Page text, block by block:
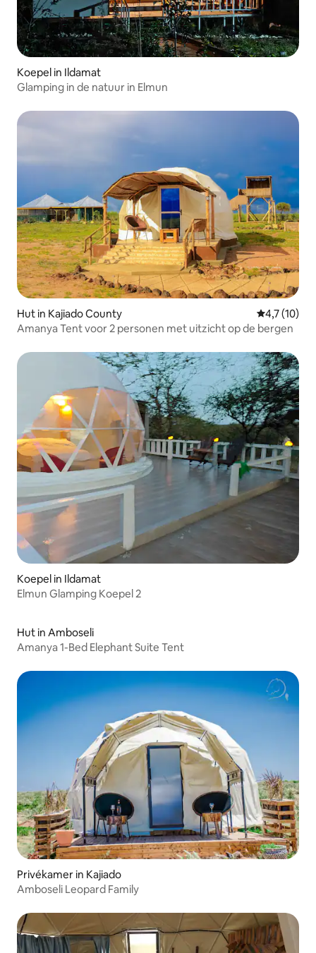
Koepel in Ildamat
Glamping in de natuur in Elmun
Hut in Kajiado County
4,7 (10)
Amanya Tent voor 2 personen met uitzicht op de bergen
Koepel in Ildamat
Elmun Glamping Koepel 2
Hut in Amboseli
Amanya 1-Bed Elephant Suite Tent
Privékamer in Kajiado
Amboseli Leopard Family